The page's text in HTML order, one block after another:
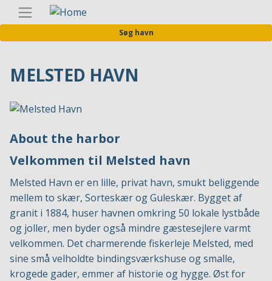
til
hovedindhold
Søg havn
MELSTED HAVN
About the harbor
Velkommen til Melsted havn
Melsted Havn er en lille, privat havn, smukt beliggende
mellem to skær, Sorteskær og Guleskær. Bygget af
granit i 1884, huser havnen omkring 50 lokale lystbåde
og joller, men byder også mindre gæstesejlere varmt
velkommen. Det charmerende fiskerleje Melsted, med
sine små velholdte bindingsværkshuse og smalle,
krogede gader, emmer af historie og hygge. Øst for